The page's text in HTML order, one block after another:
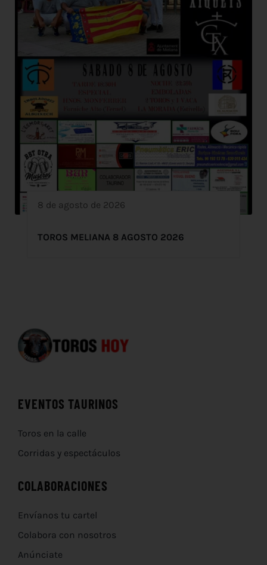
8 de agosto de 2026
TOROS MELIANA 8 AGOSTO 2026
EVENTOS TAURINOS
Toros en la calle
Corridas y espectáculos
COLABORACIONES
Envíanos tu cartel
Colabora con nosotros
Anúnciate